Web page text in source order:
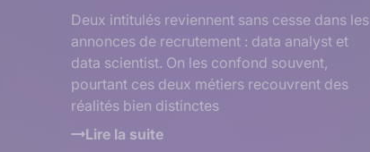
Deux intitulés reviennent sans cesse dans les
annonces de recrutement : data analyst et
data scientist. On les confond souvent,
pourtant ces deux métiers recouvrent des
réalités bien distinctes
Lire la suite